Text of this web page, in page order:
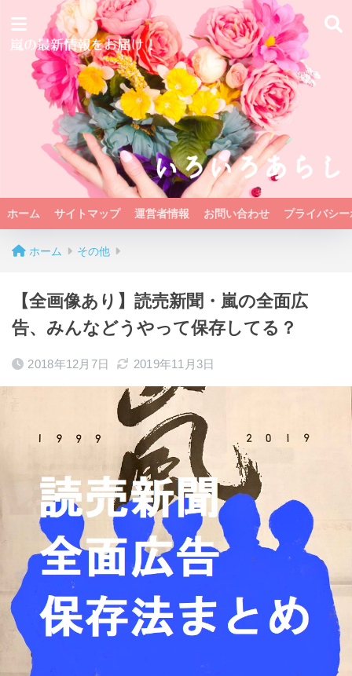
ホーム サイトマップ 運営者情報 お問い合わせ プライバシ
ホーム その他
【全画像あり】読売新聞・嵐の全面広
告、みんなどうやって保存してる？
2018年12月7日 2019年11月3日